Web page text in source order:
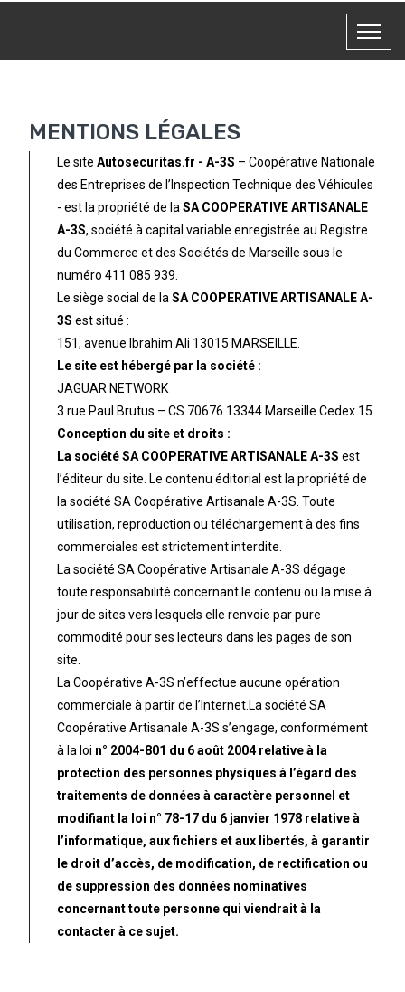
MENTIONS LÉGALES
Le siteAutosecuritas.fr - A-3S – Coopérative Nationale
des Entreprises de l’Inspection Technique des Véhicules
- est la propriété de laSA COOPERATIVE ARTISANALE
A-3S, société à capital variable enregistrée au Registre
du Commerce et des Sociétés de Marseille sous le
numéro 411 085 939.
Le siège social de laSA COOPERATIVE ARTISANALE A-
3S est situé :
151, avenue Ibrahim Ali 13015 MARSEILLE.
Le site est hébergé par la société :
JAGUAR NETWORK
3 rue Paul Brutus – CS 70676 13344 Marseille Cedex 15
Conception du site et droits :
La société SA COOPERATIVE ARTISANALE A-3S est
l’éditeur du site. Le contenu éditorial est la propriété de
la société SA Coopérative Artisanale A-3S. Toute
utilisation, reproduction ou téléchargement à des fins
commerciales est strictement interdite.
La société SA Coopérative Artisanale A-3S dégage
toute responsabilité concernant le contenu ou la mise à
jour de sites vers lesquels elle renvoie par pure
commodité pour ses lecteurs dans les pages de son
site.
La Coopérative A-3S n’effectue aucune opération
commerciale à partir de l’Internet.La société SA
Coopérative Artisanale A-3S s’engage, conformément
à la loi n° 2004-801 du 6 août 2004 relative à la
protection des personnes physiques à l’égard des
traitements de données à caractère personnel et
modifiant la loi n° 78-17 du 6 janvier 1978 relative à
l’informatique, aux fichiers et aux libertés, à garantir
le droit d’accès, de modification, de rectification ou
de suppression des données nominatives
concernant toute personne qui viendrait à la
contacter à ce sujet.